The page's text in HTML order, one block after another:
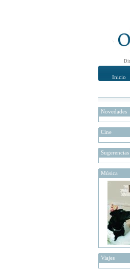
Inicio
Novedades
Cine
Sugerencias
Música
Viajes